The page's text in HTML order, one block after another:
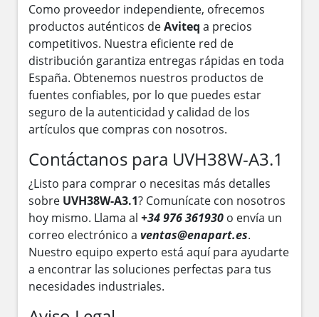
Como proveedor independiente, ofrecemos
productos auténticos deAviteq a precios
competitivos. Nuestra eficiente red de
distribución garantiza entregas rápidas en toda
España. Obtenemos nuestros productos de
fuentes confiables, por lo que puedes estar
seguro de la autenticidad y calidad de los
artículos que compras con nosotros.
Contáctanos para UVH38W-A3.1
¿Listo para comprar o necesitas más detalles
sobre UVH38W-A3.1? Comunícate con nosotros
hoy mismo. Llama al +34 976 361930 o envía un
correo electrónico a ventas@enapart.es.
Nuestro equipo experto está aquí para ayudarte
a encontrar las soluciones perfectas para tus
necesidades industriales.